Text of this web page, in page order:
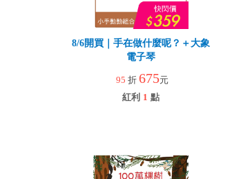
8/6開買｜手在做什麼呢？＋大象
電子琴
95 折 675元
紅利 1 點